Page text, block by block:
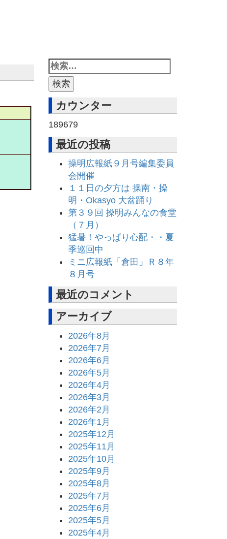
カウンター
189679
最近の投稿
操明広報紙９月号編集委員
会開催
１１日の夕方は 操南・操
明・Okasyo 大盆踊り
第３９回 操明みんなの食堂
（７月）
猛暑！やっぱり心配・・夏
季巡回中
ミニ広報紙「倉田」Ｒ８年
８月号
最近のコメント
アーカイブ
2026年8月
2026年7月
2026年6月
2026年5月
2026年4月
2026年3月
2026年2月
2026年1月
2025年12月
2025年11月
2025年10月
2025年9月
2025年8月
2025年7月
2025年6月
2025年5月
2025年4月